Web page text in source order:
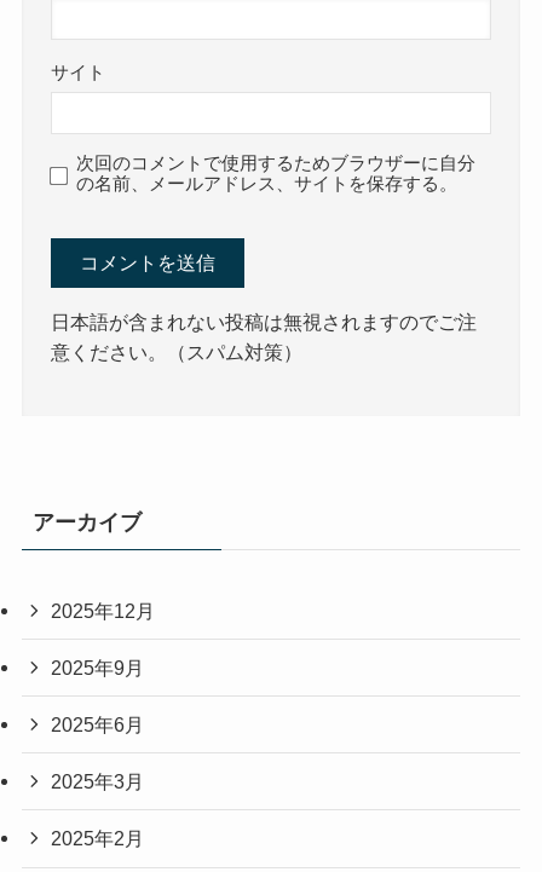
サイト
次回のコメントで使用するためブラウザーに自分
の名前、メールアドレス、サイトを保存する。
日本語が含まれない投稿は無視されますのでご注
意ください。（スパム対策）
アーカイブ
2025年12月
2025年9月
2025年6月
2025年3月
2025年2月